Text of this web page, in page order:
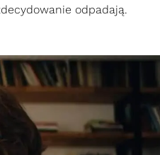
odpadają.